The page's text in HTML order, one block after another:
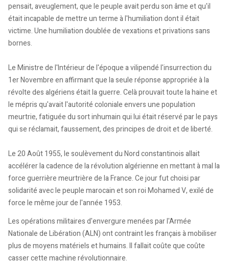
pensait, aveuglement, que le peuple avait perdu son âme et qu'il
était incapable de mettre un terme à l'humiliation dont il était
victime. Une humiliation doublée de vexations et privations sans
bornes.
Le Ministre de l'Intérieur de l'époque a vilipendé l'insurrection du
1er Novembre en affirmant que la seule réponse appropriée à la
révolte des algériens était la guerre. Celà prouvait toute la haine et
le mépris qu'avait l'autorité coloniale envers une population
meurtrie, fatiguée du sort inhumain qui lui était réservé par le pays
qui se réclamait, faussement, des principes de droit et de liberté.
Le 20 Août 1955, le soulèvement du Nord constantinois allait
accélérer la cadence de la révolution algérienne en mettant à mal la
force guerrière meurtrière de la France. Ce jour fut choisi par
solidarité avec le peuple marocain et son roi Mohamed V, exilé de
force le même jour de l'année 1953.
Les opérations militaires d'envergure menées par l'Armée
Nationale de Libération (ALN) ont contraint les français à mobiliser
plus de moyens matériels et humains. Il fallait coûte que coûte
casser cette machine révolutionnaire.